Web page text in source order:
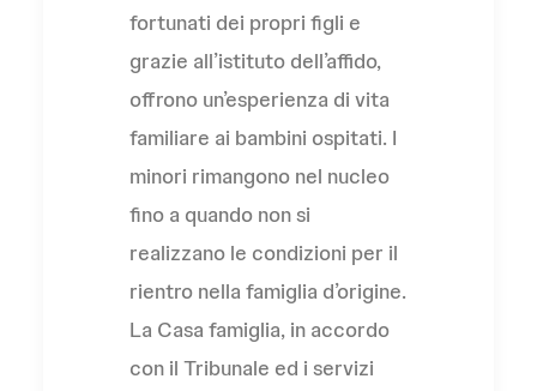
fortunati dei propri figli e
grazie all’istituto dell’affido,
offrono un’esperienza di vita
familiare ai bambini ospitati. I
minori rimangono nel nucleo
fino a quando non si
realizzano le condizioni per il
rientro nella famiglia d’origine.
La Casa famiglia, in accordo
con il Tribunale ed i servizi